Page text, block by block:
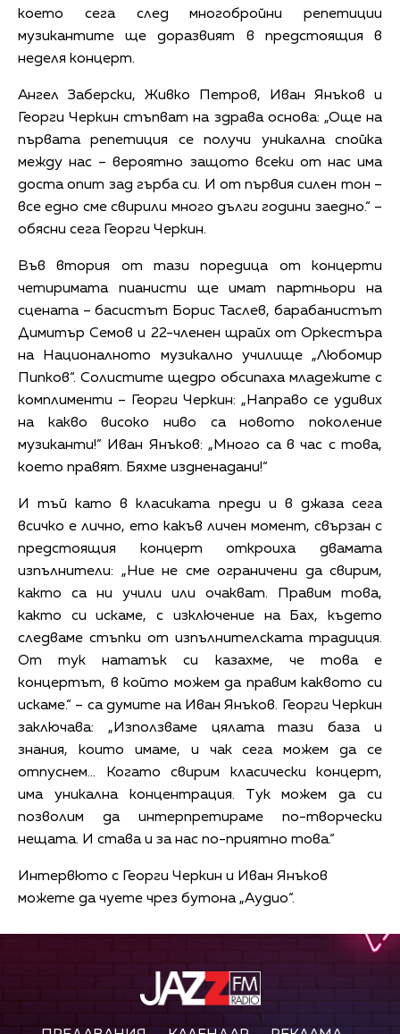
което сега след многобройни репетиции
музикантите ще доразвият в предстоящия в
неделя концерт.
Ангел Заберски, Живко Петров, Иван Янъков и
Георги Черкин стъпват на здрава основа: „Още на
първата репетиция се получи уникална спойка
между нас – вероятно защото всеки от нас има
доста опит зад гърба си. И от първия силен тон –
все едно сме свирили много дълги години заедно.“ –
обясни сега Георги Черкин.
Във втория от тази поредица от концерти
четиримата пианисти ще имат партньори на
сцената – басистът Борис Таслев, барабанистът
Димитър Семов и 22-членен щрайх от Оркестъра
на Националното музикално училище „Любомир
Пипков“. Солистите щедро обсипаха младежите с
комплименти – Георги Черкин: „Направо се удивих
на какво високо ниво са новото поколение
музиканти!” Иван Янъков: „Много са в час с това,
което правят. Бяхме издненадани!“
И тъй като в класиката преди и в джаза сега
всичко е лично, ето какъв личен момент, свързан с
предстоящия концерт откроиха двамата
изпълнители: „Ние не сме ограничени да свирим,
както са ни учили или очакват. Правим това,
както си искаме, с изключение на Бах, където
следваме стъпки от изпълнителската традиция.
От тук нататък си казахме, че това е
концертът, в който можем да правим каквото си
искаме.“ – са думите на Иван Янъков. Георги Черкин
заключава: „Използваме цялата тази база и
знания, които имаме, и чак сега можем да се
отпуснем... Когато свирим класически концерт,
има уникална концентрация. Тук можем да си
позволим да интерпретираме по-творчески
нещата. И става и за нас по-приятно това.“
Интервюто с Георги Черкин и Иван Янъков
можете да чуете чрез бутона „Аудио“.